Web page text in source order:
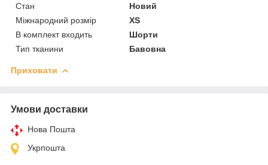
Стан
Новий
Міжнародний розмір
XS
В комплект входить
Шорти
Тип тканини
Бавовна
Приховати
Умови доставки
Нова Пошта
Укрпошта